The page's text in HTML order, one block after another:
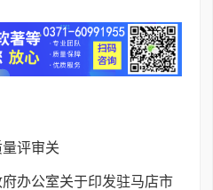
评审关
办公室关于印发驻马店市